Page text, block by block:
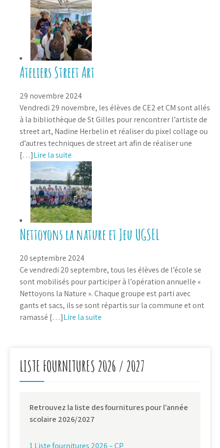
Ateliers Street Art
29 novembre 2024
Vendredi 29 novembre, les élèves de CE2 et CM sont allés
à la bibliothèque de St Gilles pour rencontrer l’artiste de
street art, Nadine Herbelin et réaliser du pixel collage ou
d’autres techniques de street art afin de réaliser une
[…]Lire la suite
Nettoyons la nature et Jeu UGSEL
20 septembre 2024
Ce vendredi 20 septembre, tous les élèves de l’école se
sont mobilisés pour participer à l’opération annuelle «
Nettoyons la Nature ». Chaque groupe est parti avec
gants et sacs, ils se sont répartis sur la commune et ont
ramassé […]Lire la suite
LISTE FOURNITURES 2026 / 2027
Retrouvez la liste des fournitures pour l’année
scolaire 2026/2027
1 Liste fournitures 2026 – CP